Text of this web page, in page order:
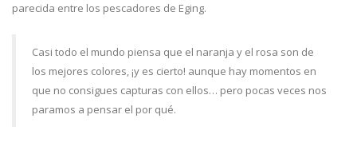
parecida entre los pescadores de Eging.
Casi todo el mundo piensa que el naranja y el rosa son de
los mejores colores, ¡y es cierto! aunque hay momentos en
que no consigues capturas con ellos… pero pocas veces nos
paramos a pensar el por qué.